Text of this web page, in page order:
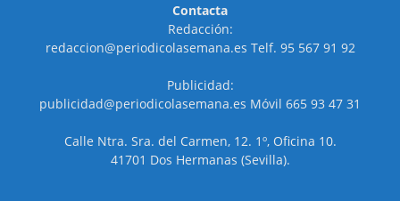
Contacta
Redacción:
redaccion@periodicolasemana.es Telf. 95 567 91 92
Publicidad:
publicidad@periodicolasemana.es Móvil 665 93 47 31
Calle Ntra. Sra. del Carmen, 12. 1º, Oficina 10.
41701 Dos Hermanas (Sevilla).